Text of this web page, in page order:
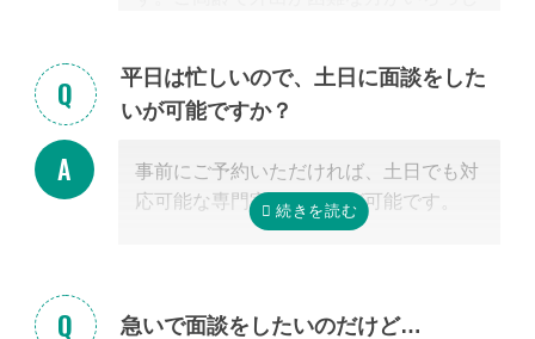
を使ったオンライン面談にも対応可能で
す。（一部士業を除く）
までご希望の方法をお申し付けくださ
い。
平日は忙しいので、土日に面談をした
いが可能ですか？
事前にご予約いただければ、土日でも対
応可能な専門家のご紹介が可能です。
急いで面談をしたいのだけど…